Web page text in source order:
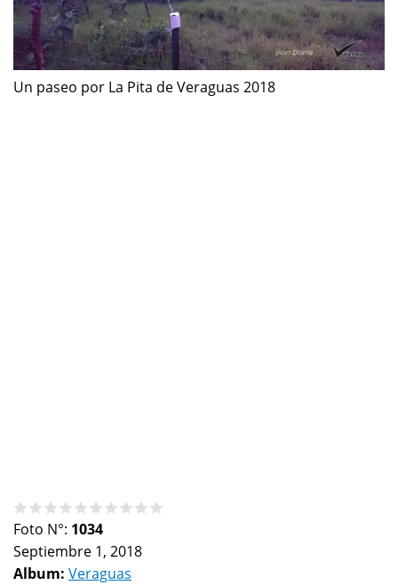
Un paseo por La Pita de Veraguas 2018
Foto N°: 1034
Septiembre 1, 2018
Album: Veraguas